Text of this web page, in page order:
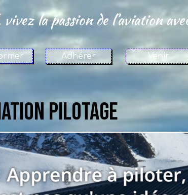
Adhérer
la passion de l’aviation
Venir
PILOTAGE